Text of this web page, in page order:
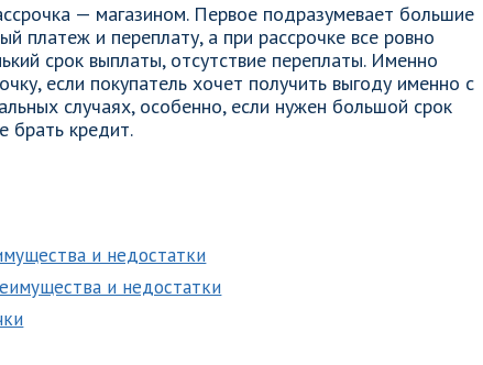
— магазином. Первое подразумевает большие
платеж и переплату, а при рассрочке все ровно
срок выплаты, отсутствие переплаты. Именно
если покупатель хочет получить выгоду именно с
случаях, особенно, если нужен большой срок
брать кредит.
и недостатки
и недостатки